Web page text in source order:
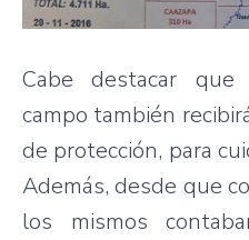
Cabe destacar
campo también
de protección, para
Además, desde que
los mismos